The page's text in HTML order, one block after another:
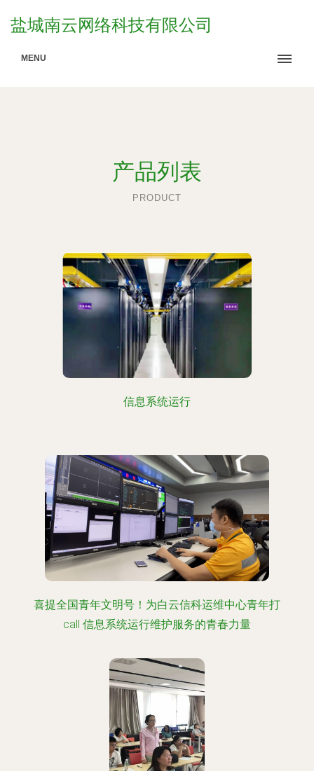
盐城南云网络科技有限公司
MENU
产品列表
PRODUCT
信息系统运行
喜提全国青年文明号！为白云信科运维中心青年打
call 信息系统运行维护服务的青春力量